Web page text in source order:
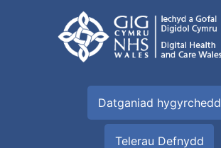
Datganiad hygyrchedd
Telerau Defnydd